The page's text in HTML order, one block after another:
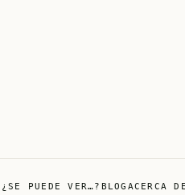
¿SE PUEDE VER…? BLOG ACERCA DE